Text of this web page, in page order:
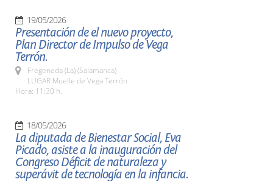
19/05/2026
Presentación de el nuevo proyecto,
Plan Director de Impulso de Vega
Terrón.
Fregeneda (La) (Salamanca)
LUGAR Muelle de Vega Terrón
Hora: 11:30 h.
18/05/2026
La diputada de Bienestar Social, Eva
Picado, asiste a la inauguración del
Congreso Déficit de naturaleza y
superávit de tecnología en la infancia.